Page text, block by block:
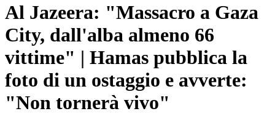
Al Jazeera: "Massacro a Gaza
City, dall'alba almeno 66
vittime" | Hamas pubblica la
foto di un ostaggio e avverte:
"Non tornerà vivo"